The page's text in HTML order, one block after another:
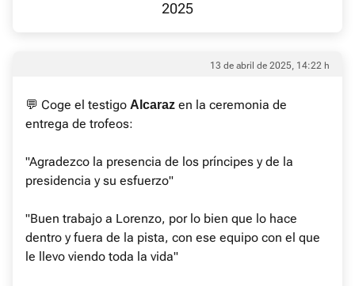
2025
13 de abril de 2025, 14:22 h
💬 Coge el testigo Alcaraz en la ceremonia de
entrega de trofeos:
"Agradezco la presencia de los príncipes y de la
presidencia y su esfuerzo"
"Buen trabajo a Lorenzo, por lo bien que lo hace
dentro y fuera de la pista, con ese equipo con el que
le llevo viendo toda la vida"